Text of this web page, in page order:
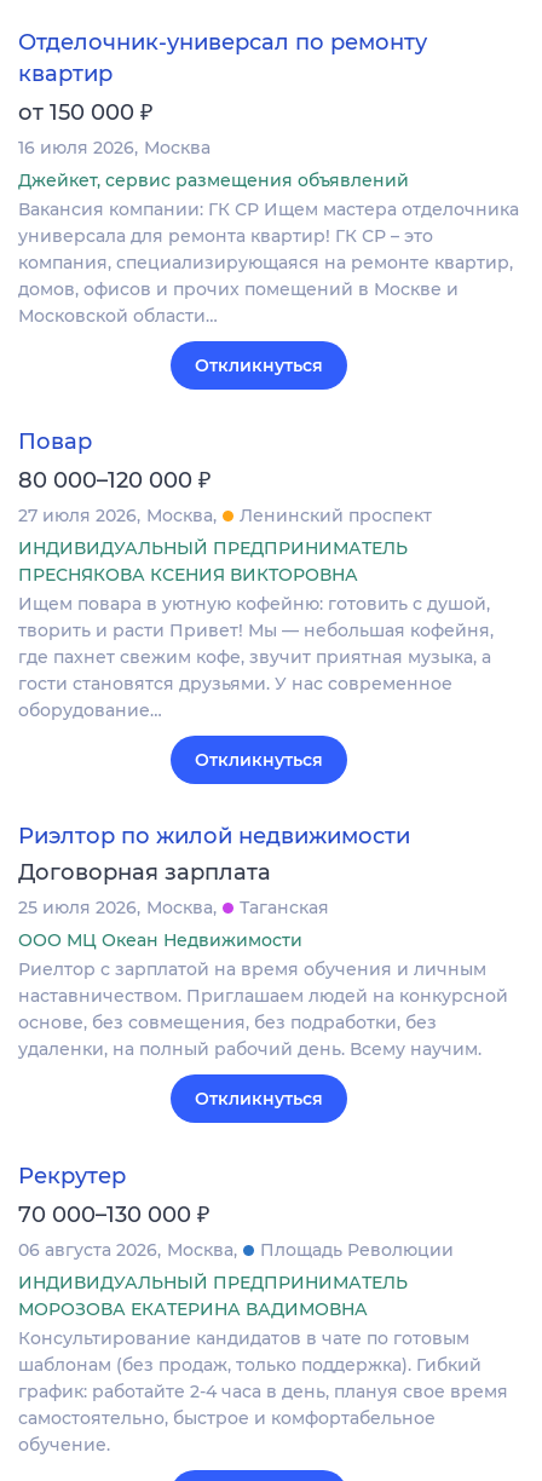
Отделочник-универсал по ремонту
квартир
от 150 000 ₽
16 июля 2026 Москва
Джейкет, сервис размещения объявлений
Вакансия компании: ГК СР Ищем мастера отделочника
универсала для ремонта квартир! ГК СР – это
компания, специализирующаяся на ремонте квартир,
домов, офисов и прочих помещений в Москве и
Московской области…
Откликнуться
Повар
80 000–120 000 ₽
27 июля 2026 Москва
Ленинский проспект
ИНДИВИДУАЛЬНЫЙ ПРЕДПРИНИМАТЕЛЬ
ПРЕСНЯКОВА КСЕНИЯ ВИКТОРОВНА
Ищем повара в уютную кофейню: готовить с душой,
творить и расти Привет! Мы — небольшая кофейня,
где пахнет свежим кофе, звучит приятная музыка, а
гости становятся друзьями. У нас современное
оборудование…
Откликнуться
Риэлтор по жилой недвижимости
Договорная зарплата
25 июля 2026 Москва
Таганская
ООО МЦ Океан Недвижимости
Риелтор с зарплатой на время обучения и личным
наставничеством. Приглашаем людей на конкурсной
основе, без совмещения, без подработки, без
удаленки, на полный рабочий день. Всему научим.
Откликнуться
Рекрутер
70 000–130 000 ₽
06 августа 2026 Москва
Площадь Революции
ИНДИВИДУАЛЬНЫЙ ПРЕДПРИНИМАТЕЛЬ
МОРОЗОВА ЕКАТЕРИНА ВАДИМОВНА
Консультирование кандидатов в чате по готовым
шаблонам (без продаж, только поддержка). Гибкий
график: работайте 2-4 часа в день, плануя свое время
самостоятельно, быстрое и комфортабельное
обучение.